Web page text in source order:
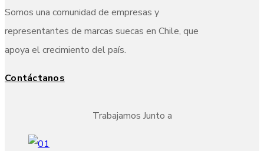
Somos una comunidad de empresas y
representantes de marcas suecas en Chile, que
apoya el crecimiento del país.
Contáctanos
Trabajamos Junto a